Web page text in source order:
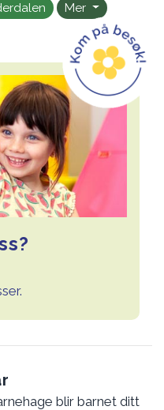
Mer
blir barnet ditt